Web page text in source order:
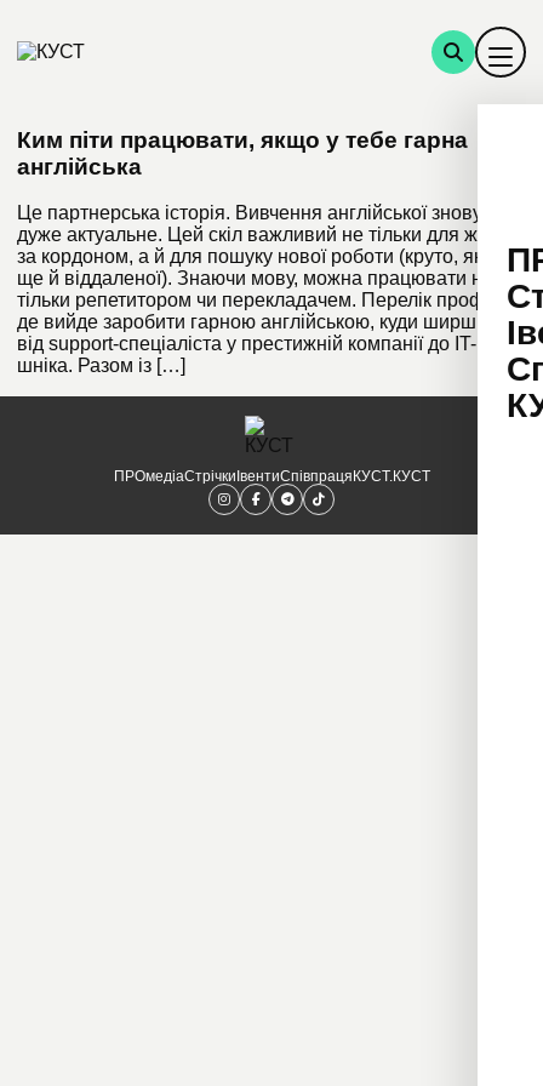
Ким піти працювати, якщо у тебе гарна
англійська
Це партнерська історія. Вивчення англійської знову
дуже актуальне. Цей скіл важливий не тільки для життя
за кордоном, а й для пошуку нової роботи (круто, якщо
ще й віддаленої). Знаючи мову, можна працювати не
тільки репетитором чи перекладачем. Перелік професій,
де вийде заробити гарною англійською, куди ширший:
від support-спеціаліста у престижній компанії до IT-
шніка. Разом із […]
ПРОмедіаСтрічки ІвентиСпівпраця КУСТ.КУСТ